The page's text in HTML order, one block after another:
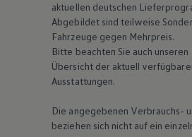
aktuellen deutschen
Abgebildet sind teilweise
Fahrzeuge gegen Mehrpreis.
Bitte beachten Sie auch
Übersicht der aktuell
Ausstattungen.
Die angegebenen Verbrauchs-
beziehen sich nicht auf ein